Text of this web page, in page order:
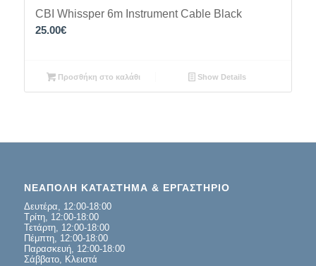
CBI Whissper 6m Instrument Cable Black
25.00€
Προσθήκη στο καλάθι Show Details
ΝΕΑΠΟΛΗ ΚΑΤΑΣΤΗΜΑ & ΕΡΓΑΣΤΗΡΙΟ
Δευτέρα, 12:00-18:00
Τρίτη, 12:00-18:00
Τετάρτη, 12:00-18:00
Πέμπτη, 12:00-18:00
Παρασκευή, 12:00-18:00
Σάββατο, Κλειστά